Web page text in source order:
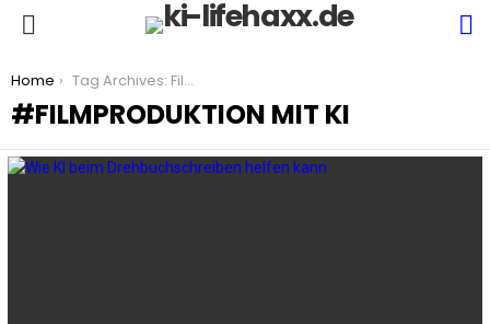
You are here:
Home Tag Archives: Filmproduktion mit KI
FILMPRODUKTION MIT KI